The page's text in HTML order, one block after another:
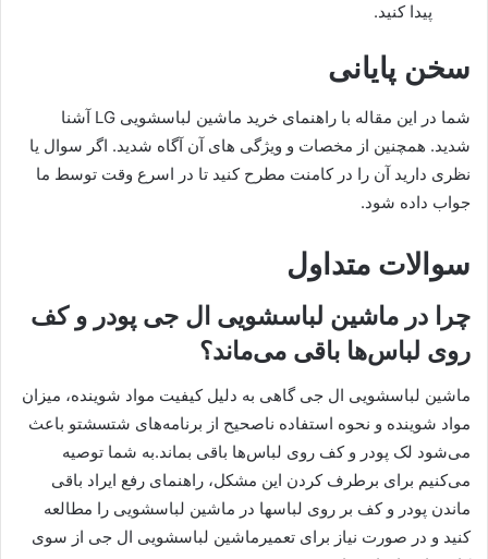
پیدا کنید.
سخن پایانی
شما در این مقاله با راهنمای خرید ماشین لباسشویی LG آشنا
شدید. همچنین از مخصات و ویژگی های آن آگاه شدید. اگر سوال یا
نظری دارید آن را در کامنت مطرح کنید تا در اسرع وقت توسط ما
جواب داده شود.
سوالات متداول
چرا در ماشین لباسشویی ال جی پودر و کف
روی لباس‌ها باقی می‌ماند؟
ماشین لباسشویی ال جی گاهی به دلیل کیفیت مواد شوینده، میزان
مواد شوینده و نحوه استفاده نا‌صحیح از برنامه‌های شتسشتو باعث
می‌شود لک پودر و کف روی لباس‌ها باقی بماند.به شما توصیه
می‌کنیم برای برطرف کردن این مشکل، راهنمای رفع ایراد باقی
ماندن پودر و کف بر روی لباسها در ماشین لباسشویی را مطالعه
کنید و در صورت نیاز برای تعمیرماشین لباسشویی ال جی از سوی